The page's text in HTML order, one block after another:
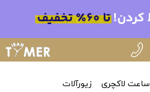
ساعت لاکچری زیورآلات